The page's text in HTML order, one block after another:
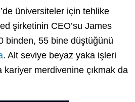
üniversiteler için tehlike
şirketinin CEO’su James
binden, 55 bine düştüğünü
. Alt seviye beyaz yaka işleri
kariyer merdivenine çıkmak da